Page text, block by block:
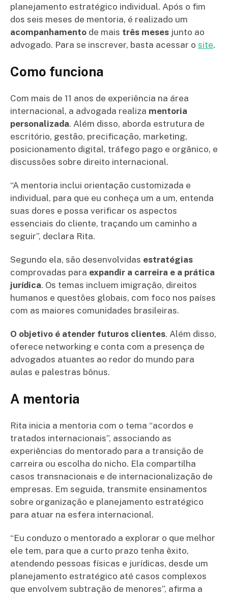
planejamento estratégico individual. Após o fim
dos seis meses de mentoria, é realizado um
acompanhamento de mais três meses junto ao
advogado. Para se inscrever, basta acessar o site.
Como funciona
Com mais de 11 anos de experiência na área
internacional, a advogada realiza mentoria
personalizada. Além disso, aborda estrutura de
escritório, gestão, precificação, marketing,
posicionamento digital, tráfego pago e orgânico, e
discussões sobre direito internacional.
“A mentoria inclui orientação customizada e
individual, para que eu conheça um a um, entenda
suas dores e possa verificar os aspectos
essenciais do cliente, traçando um caminho a
seguir”, declara Rita.
Segundo ela, são desenvolvidas estratégias
comprovadas para expandir a carreira e a prática
jurídica. Os temas incluem imigração, direitos
humanos e questões globais, com foco nos países
com as maiores comunidades brasileiras.
O objetivo é atender futuros clientes. Além disso,
oferece networking e conta com a presença de
advogados atuantes ao redor do mundo para
aulas e palestras bônus.
A mentoria
Rita inicia a mentoria com o tema “acordos e
tratados internacionais”, associando as
experiências do mentorado para a transição de
carreira ou escolha do nicho. Ela compartilha
casos transnacionais e de internacionalização de
empresas. Em seguida, transmite ensinamentos
sobre organização e planejamento estratégico
para atuar na esfera internacional.
“Eu conduzo o mentorado a explorar o que melhor
ele tem, para que a curto prazo tenha êxito,
atendendo pessoas físicas e jurídicas, desde um
planejamento estratégico até casos complexos
que envolvem subtração de menores”, afirma a